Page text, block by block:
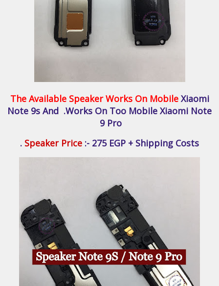
The Available Speaker Works On MobileXiaomi
Note 9s And .Works On Too Mobile Xiaomi Note
9 Pro
Speaker Price :- 275 EGP + Shipping Costs .